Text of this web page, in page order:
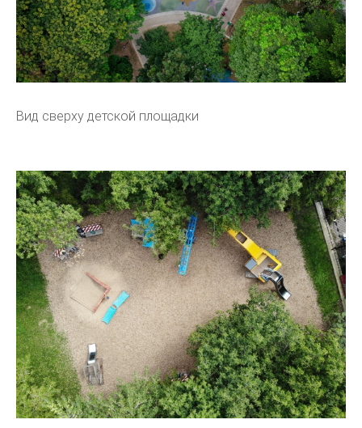
Вид сверху детской площадки